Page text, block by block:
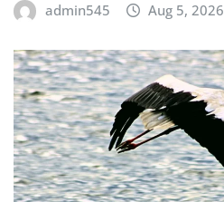
admin545 Aug 5, 2026